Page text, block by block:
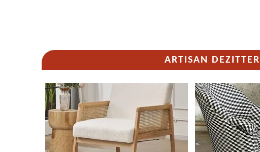
ARTISAN DEZITTER